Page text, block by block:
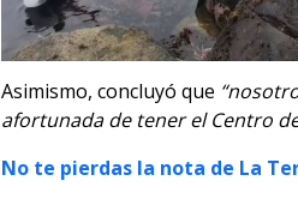
Asimismo, concluyó que
afortunada de tener el Centro
No te pierdas la nota de La